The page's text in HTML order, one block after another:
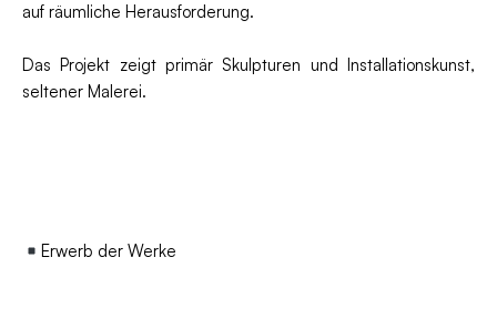
auf räumliche Herausforderung.
Das Projekt zeigt primär Skulpturen und Installationskunst,
seltener Malerei.
Erwerb der Werke